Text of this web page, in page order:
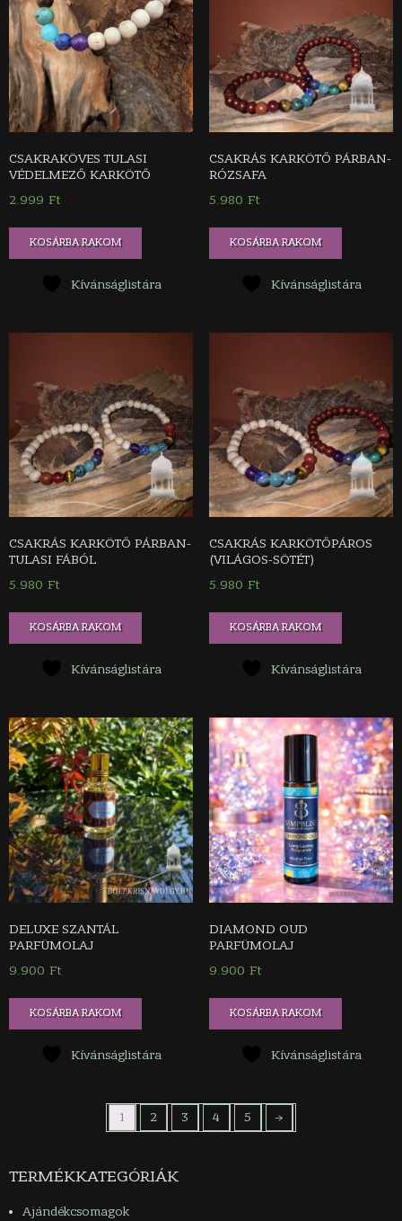
CSAKRAKÖVES TULASI
VÉDELMEZŐ KARKÖTŐ
2.999 Ft
KOSÁRBA RAKOM
Kívánságlistára
CSAKRÁS KARKÖTŐ PÁRBAN-
RÓZSAFA
5.980 Ft
KOSÁRBA RAKOM
Kívánságlistára
CSAKRÁS KARKÖTŐ PÁRBAN-
TULASI FÁBÓL
5.980 Ft
KOSÁRBA RAKOM
Kívánságlistára
CSAKRÁS KARKÖTŐPÁROS
(VILÁGOS-SÖTÉT)
5.980 Ft
KOSÁRBA RAKOM
Kívánságlistára
DELUXE SZANTÁL
PARFÜMOLAJ
9.900 Ft
KOSÁRBA RAKOM
Kívánságlistára
DIAMOND OUD
PARFÜMOLAJ
9.900 Ft
KOSÁRBA RAKOM
Kívánságlistára
1 2 3 4 5 →
TERMÉKKATEGÓRIÁK
Ajándékcsomagok